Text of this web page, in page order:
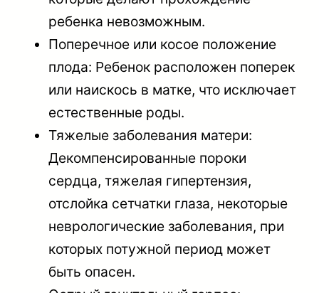
ребенка невозможным.
Поперечное или косое положение
плода: Ребенок расположен поперек
или наискось в матке, что исключает
естественные роды.
Тяжелые заболевания матери:
Декомпенсированные пороки
сердца, тяжелая гипертензия,
отслойка сетчатки глаза, некоторые
неврологические заболевания, при
которых потужной период может
быть опасен.